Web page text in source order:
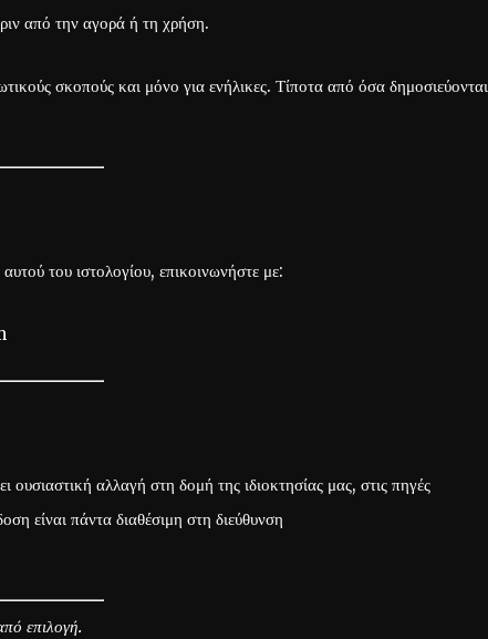
από την αγορά ή τη χρήση.
σκοπούς και μόνο για ενήλικες. Τίποτα από όσα δημοσιεύονται
του ιστολογίου, επικοινωνήστε με:
αλλαγή στη δομή της ιδιοκτησίας μας, στις πηγές
είναι πάντα διαθέσιμη στη διεύθυνση
επιλογή.